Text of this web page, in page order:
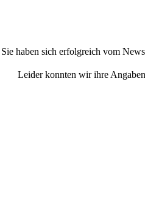
Sie haben sich erfolgreich vom
Leider konnten wir ihre